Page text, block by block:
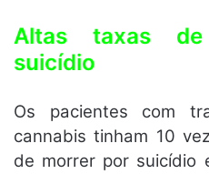
Altas taxas
suicídio
Os pacientes com
cannabis tinham 10
de morrer por suicídio